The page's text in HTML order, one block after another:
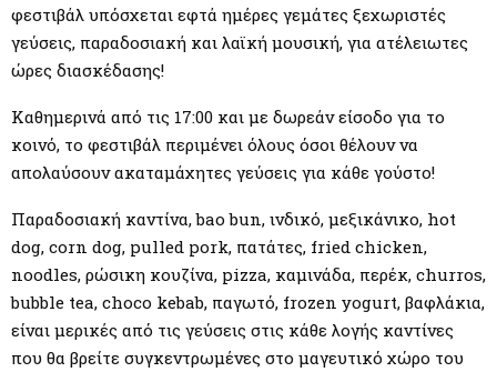
φεστιβάλ υπόσχεται εφτά ημέρες γεμάτες ξεχωριστές
γεύσεις, παραδοσιακή και λαϊκή μουσική, για ατέλειωτες
ώρες διασκέδασης!
Καθημερινά από τις 17:00 και με δωρεάν είσοδο για το
κοινό, το φεστιβάλ περιμένει όλους όσοι θέλουν να
απολαύσουν ακαταμάχητες γεύσεις για κάθε γούστο!
Παραδοσιακή καντίνα, bao bun, ινδικό, μεξικάνικο, hot
dog, corn dog, pulled pork, πατάτες, fried chicken,
noodles, ρώσικη κουζίνα, pizza, καμινάδα, περέκ, churros,
bubble tea, choco kebab, παγωτό, frozen yogurt, βαφλάκια,
είναι μερικές από τις γεύσεις στις κάθε λογής καντίνες
που θα βρείτε συγκεντρωμένες στο μαγευτικό χώρο του